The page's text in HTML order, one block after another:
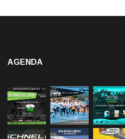
AGENDA